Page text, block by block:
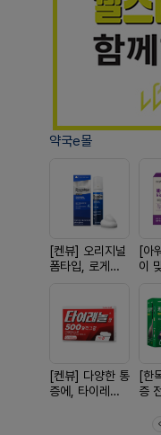
약국e몰
[켄뷰] 오리지널
폼타입, 로게인
[아
이
더
[켄뷰] 다양한 통
증에, 타이레놀
[한
증
스